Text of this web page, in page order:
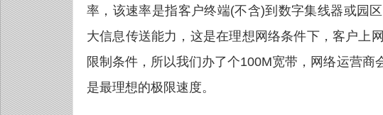
率，该速率是指客户终端(不含)到数字集线器或园
大信息传送能力，这是在理想网络条件下，客户上
限制条件，所以我们办了个100M宽带，网络运营
是最理想的极限速度。